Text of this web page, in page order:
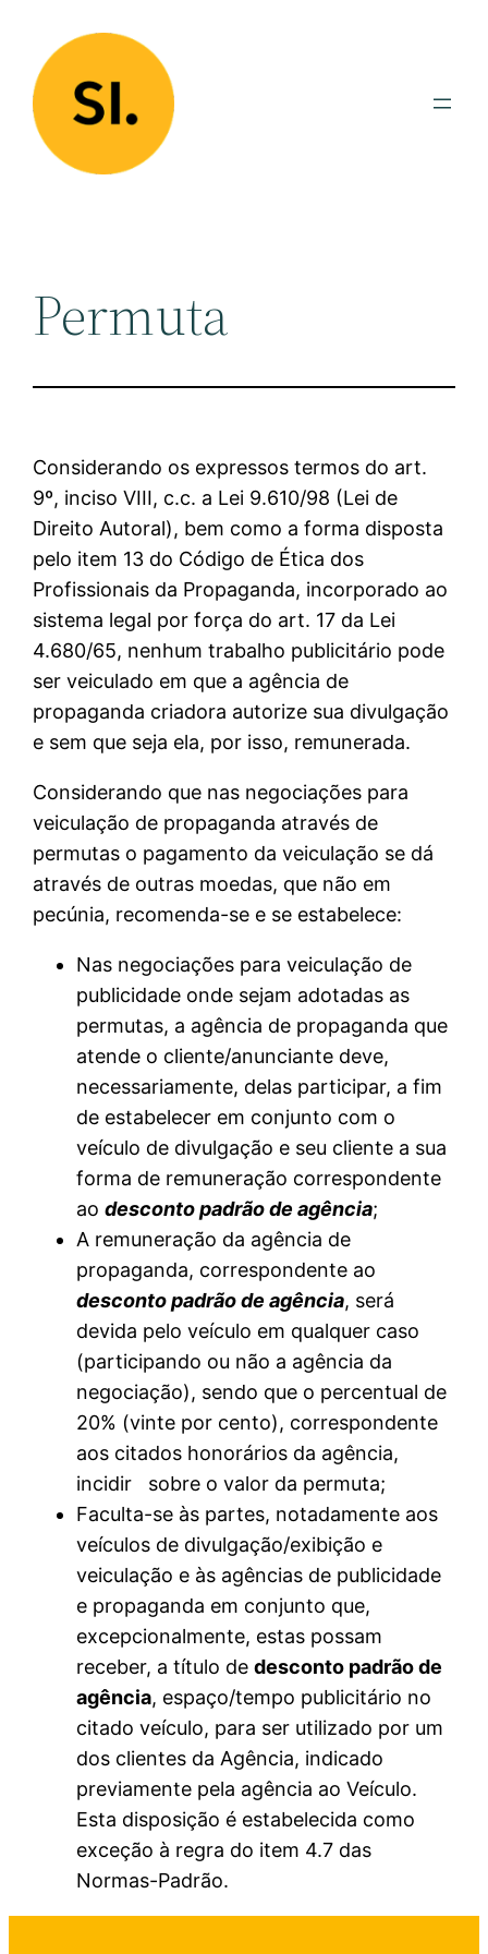
para
conteúdo
Permuta
Considerando os expressos termos do art.
9º, inciso VIII, c.c. a Lei 9.610/98 (Lei de
Direito Autoral), bem como a forma disposta
pelo item 13 do Código de Ética dos
Profissionais da Propaganda, incorporado ao
sistema legal por força do art. 17 da Lei
4.680/65, nenhum trabalho publicitário pode
ser veiculado em que a agência de
propaganda criadora autorize sua divulgação
e sem que seja ela, por isso, remunerada.
Considerando que nas negociações para
veiculação de propaganda através de
permutas o pagamento da veiculação se dá
através de outras moedas, que não em
pecúnia, recomenda-se e se estabelece:
Nas negociações para veiculação de
publicidade onde sejam adotadas as
permutas, a agência de propaganda que
atende o cliente/anunciante deve,
necessariamente, delas participar, a fim
de estabelecer em conjunto com o
veículo de divulgação e seu cliente a sua
forma de remuneração correspondente
aodesconto padrão de agência;
A remuneração da agência de
propaganda, correspondente ao
desconto padrão de agência, será
devida pelo veículo em qualquer caso
(participando ou não a agência da
negociação), sendo que o percentual de
20% (vinte por cento), correspondente
aos citados honorários da agência,
incidir sobre o valor da permuta;
Faculta-se às partes, notadamente aos
veículos de divulgação/exibição e
veiculação e às agências de publicidade
e propaganda em conjunto que,
excepcionalmente, estas possam
receber, a título dedesconto padrão de
agência, espaço/tempo publicitário no
citado veículo, para ser utilizado por um
dos clientes da Agência, indicado
previamente pela agência ao Veículo.
Esta disposição é estabelecida como
exceção à regra do item 4.7 das
Normas-Padrão.